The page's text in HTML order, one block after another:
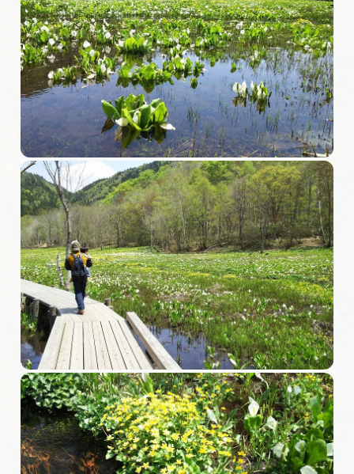
資料請求
MICE
MICEにおすすめな施設一覧
コンベンション支援制度
おすすめモデルコース
団体旅行用おすすめモデルコース
データライブラリー
観光データライブラリー
フォトライブラリー
動画ライブラリー